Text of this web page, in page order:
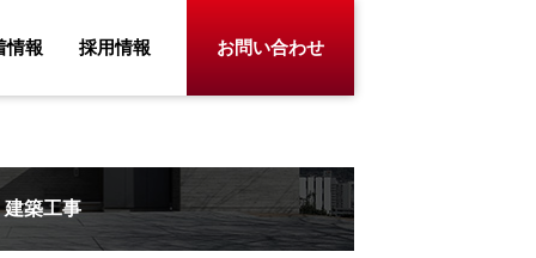
情報 採用情報 お問い合わせ
建築工事